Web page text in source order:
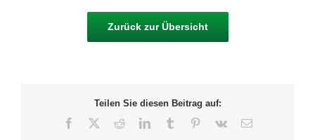
Zurück zur Übersicht
Teilen Sie diesen Beitrag auf:
Facebook RedditLinkedInTumblr Pinterest
Vk
E-